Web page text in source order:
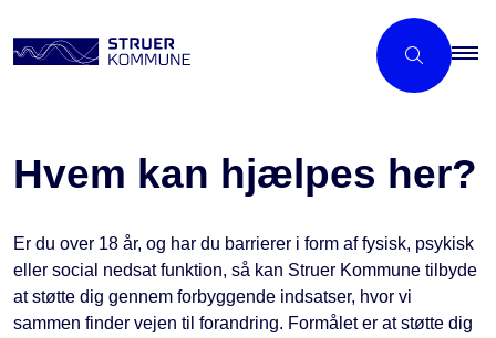
Hvem kan hjælpes her?
Er du over 18 år, og har du barrierer i form af fysisk, psykisk
eller social nedsat funktion, så kan Struer Kommune tilbyde
at støtte dig gennem forbyggende indsatser, hvor vi
sammen finder vejen til forandring. Formålet er at støtte dig